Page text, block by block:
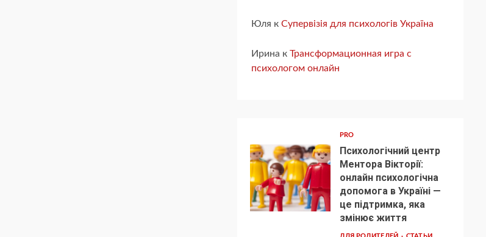
Юля к Супервізія для психологів Україна
Ирина к Трансформационная игра с
психологом онлайн
1
PRO
Психологічний центр
Ментора Вікторії:
онлайн психологічна
допомога в Україні —
це підтримка, яка
змінює життя